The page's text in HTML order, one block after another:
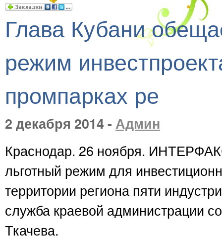
Глава Кубани
режим
промпарках ре
2 декабря 2014 - Админ
Краснодар. 26 ноября.
льготный режим для
территории региона пяти
служба краевой администрации
Ткачева.